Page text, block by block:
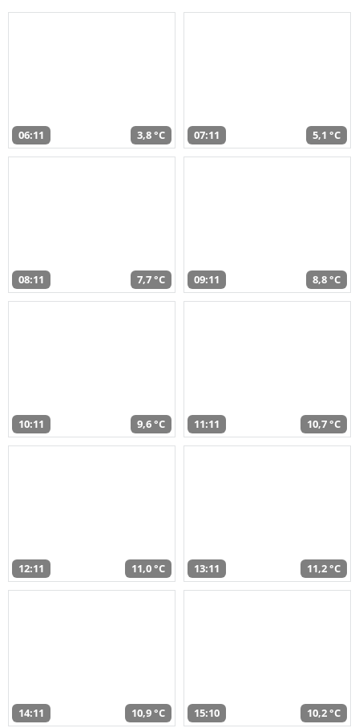
06:11 3,8 °C 07:11 5,1 °C
08:11 7,7 °C 09:11 8,8 °C
10:11 9,6 °C 11:11 10,7 °C
12:11 11,0 °C 13:11 11,2 °C
14:11 10,9 °C 15:10 10,2 °C